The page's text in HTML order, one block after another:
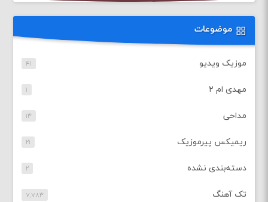
موضوعات
موزیک ویدیو ۴۱
مهدی ام ۲ ۱
مداحی ۱۳
ریمیکس پیرموزیک ۲۱
دسته‌بندی نشده ۲
تک آهنگ ۷,۷۸۳